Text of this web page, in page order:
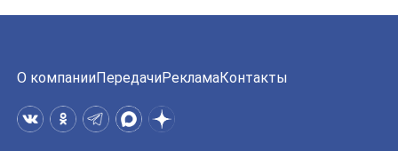
О компанииПередачиРекламаКонтакты